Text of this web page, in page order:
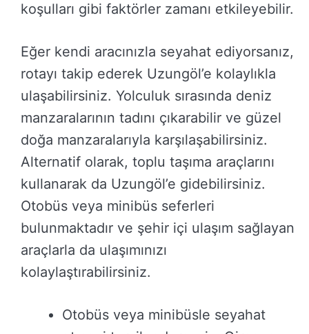
koşulları gibi faktörler zamanı etkileyebilir.
Eğer kendi aracınızla seyahat ediyorsanız,
rotayı takip ederek Uzungöl’e kolaylıkla
ulaşabilirsiniz. Yolculuk sırasında deniz
manzaralarının tadını çıkarabilir ve güzel
doğa manzaralarıyla karşılaşabilirsiniz.
Alternatif olarak, toplu taşıma araçlarını
kullanarak da Uzungöl’e gidebilirsiniz.
Otobüs veya minibüs seferleri
bulunmaktadır ve şehir içi ulaşım sağlayan
araçlarla da ulaşımınızı
kolaylaştırabilirsiniz.
Otobüs veya minibüsle seyahat